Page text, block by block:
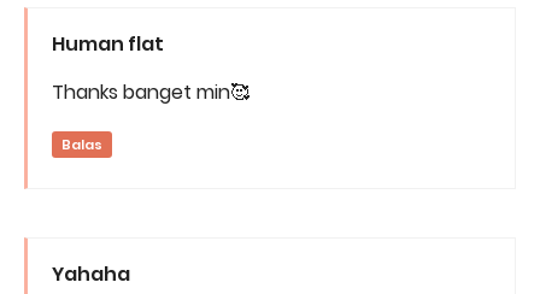
Human flat
Thanks banget min🥰
Balas
Yahaha